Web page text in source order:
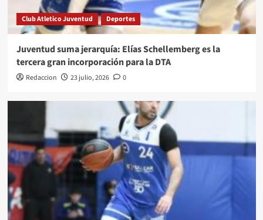
Club Atletico Juventud Deportes
Juventud suma jerarquía: Elías Schellemberg es la
tercera gran incorporación para la DTA
Redaccion 23 julio, 2026 0